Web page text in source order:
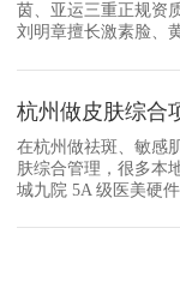
茵、亚运三重正规资
刘明章擅长激素脸、
杭州做皮肤综合
在杭州做祛斑、敏感
肤综合管理，很多本
城九院 5A 级医美硬